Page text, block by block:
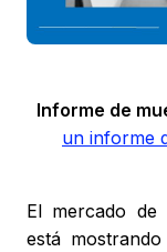
Informe de
un informe
El mercado de
está